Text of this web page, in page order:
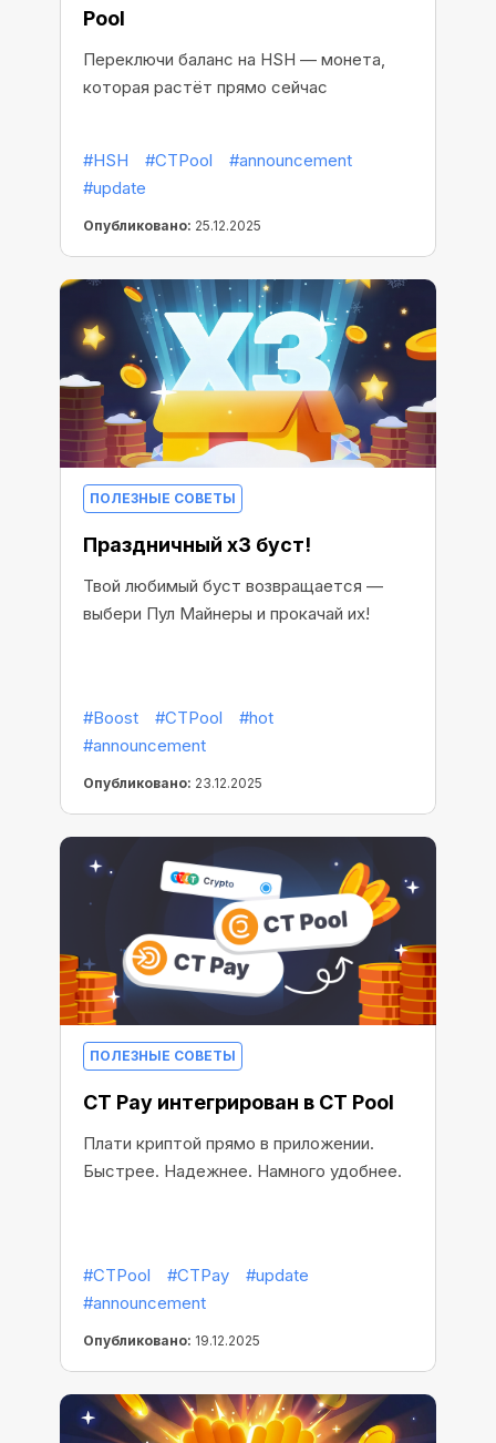
Pool
Переключи баланс на HSH — монета,
которая растёт прямо сейчас
#HSH #CTPool
#announcement
#update
Опубликовано: 25.12.2025
ПОЛЕЗНЫЕ СОВЕТЫ
Праздничный x3 буст!
Твой любимый буст возвращается —
выбери Пул Майнеры и прокачай их!
#Boost #CTPool
#hot
#announcement
Опубликовано: 23.12.2025
ПОЛЕЗНЫЕ СОВЕТЫ
CT Pay интегрирован в CT Pool
Плати криптой прямо в приложении.
Быстрее. Надежнее. Намного удобнее.
#CTPool #CTPay
#update
#announcement
Опубликовано: 19.12.2025